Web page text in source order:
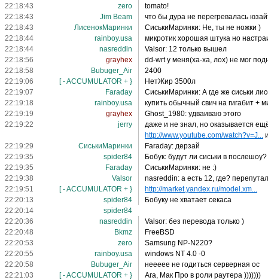
22:18:43
zero
tomato!
22:18:43
Jim Beam
что бы дура не перегревалась
22:18:43
ЛисенокМаринки
СиськиМаринки: Не, ты не ножки )
22:18:44
rainboy.usa
микротик хорошая штука но
22:18:44
nasreddin
Valsor: 12 только вышел
22:18:56
grayhex
dd-wrt у меня(ха-ха, лох) не мог
22:18:58
Bubuger_Air
2400
22:19:06
[ - ACCUMULATOR + }
НетЖир 3500л
22:19:07
Faraday
СиськиМаринки: А где же сиськи
22:19:18
rainboy.usa
купить обычный свич на гигабит +
22:19:19
grayhex
Ghost_1980: удваиваю этого
22:19:22
jerry
даже и не знал, но оказывается
http://www.youtube.com/watch?v=J...
22:19:29
СиськиМаринки
Faraday: дерзай
22:19:35
spider84
Бобук: будут ли сиськи в послешоу?
22:19:35
Faraday
СиськиМаринки: не :)
22:19:38
Valsor
nasreddin: а есть 12, где?
22:19:51
[ - ACCUMULATOR + }
http://market.yandex.ru/model.xm...
22:20:13
spider84
Бобуку не хватает секаса
22:20:14
spider84
22:20:36
nasreddin
Valsor: без перевода только )
22:20:48
Bkmz
FreeBSD
22:20:53
zero
Samsung NP-N220?
22:20:55
rainboy.usa
windows NT 4.0 -0
22:20:58
Bubuger_Air
неееее не годиться серверная ос
22:21:03
[ - ACCUMULATOR + }
Ага, Мак Про в роли раутера )))))))